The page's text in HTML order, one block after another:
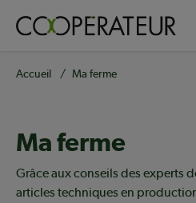
principal
Fil
Accueil Ma ferme
Ma ferme
Contenu en vedette
Grâce aux conseils des experts
articles techniques en